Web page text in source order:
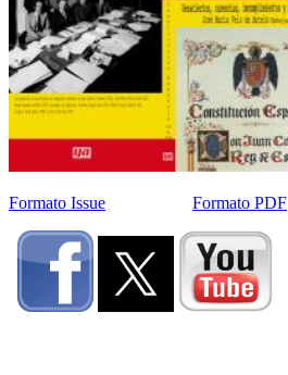
Formato Issue Formato PDF